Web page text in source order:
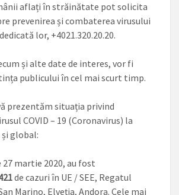
aflați în străinătate pot solicita
prevenirea și combaterea virusului
lor, +4021.320.20.20.
și alte date de interes, vor fi
publicului în cel mai scurt timp.
prezentăm situația privind
COVID – 19 (Coronavirus) la
global:
27 martie 2020, au fost
de cazuri în UE / SEE, Regatul
Marino, Elveția, Andora. Cele mai